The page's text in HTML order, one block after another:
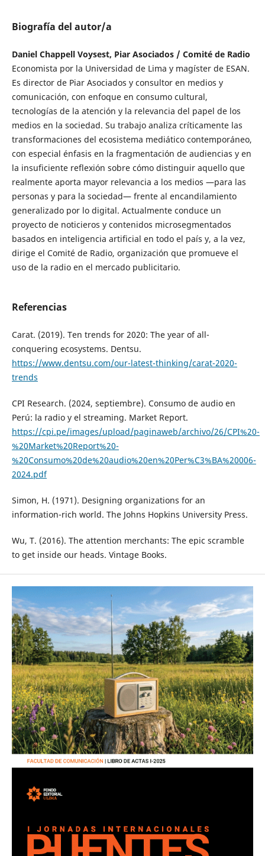
Biografía del autor/a
Daniel Chappell Voysest, Piar Asociados / Comité de Radio
Economista por la Universidad de Lima y magíster de ESAN.
Es director de Piar Asociados y consultor en medios y
comunicación, con enfoque en consumo cultural,
tecnologías de la atención y la relevancia del papel de los
medios en la sociedad. Su trabajo analiza críticamente las
transformaciones del ecosistema mediático contemporáneo,
con especial énfasis en la fragmentación de audiencias y en
la insuficiente reflexión sobre cómo distinguir aquello que
realmente aporta mayor relevancia a los medios —para las
personas y para la sociedad— frente al encandilamiento
generalizado por lo digital. Actualmente conduce un
proyecto de noticieros y contenidos microsegmentados
basados en inteligencia artificial en todo el país y, a la vez,
dirige el Comité de Radio, organización que promueve el
uso de la radio en el mercado publicitario.
Referencias
Carat. (2019). Ten trends for 2020: The year of all-
conquering ecosystems. Dentsu.
https://www.dentsu.com/our-latest-thinking/carat-2020-
trends
CPI Research. (2024, septiembre). Consumo de audio en
Perú: la radio y el streaming. Market Report.
https://cpi.pe/images/upload/paginaweb/archivo/26/CPI%20-
%20Market%20Report%20-
%20Consumo%20de%20audio%20en%20Per%C3%BA%20006-
2024.pdf
Simon, H. (1971). Designing organizations for an
information-rich world. The Johns Hopkins University Press.
Wu, T. (2016). The attention merchants: The epic scramble
to get inside our heads. Vintage Books.